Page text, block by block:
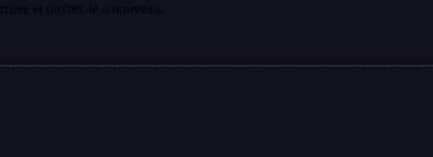
et ouvrez-le a nouveau.